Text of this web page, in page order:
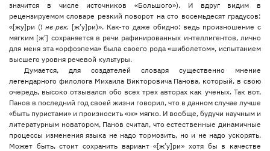
значится в числе источников «Большого»). И вдруг видим в
рецензируемом словаре резкий поворот на сто восемьдесят градусов:
«[жу]ри (! не рек. [ж’у]ри)». Как-то даже обидно: ведь произношение с
мягким [ж’] сохраняется в речи рафинированных интеллигентов, лично
для меня эта «орфоэпема» была своего рода «шиболетом», испытанием
высшего уровня речевой культуры.
Думается, для создателей словаря существенно мнение
легендарного филолога Михаила Викторовича Панова, который, в свою
очередь, высоко отзывался обо всех трех авторах как ученых. Так вот,
Панов в последний год своей жизни говорил, что в данном случае лучше
«быть пуристами» и произносить «ж» мягко. И вообще, будучи научным и
литературным новатором, Панов считал, что естественные динамичные
процессы изменения языка не надо тормозить, но и не надо ускорять.
Может быть, стоит сохранить вариант «[ж’у]ри» хотя бы в качестве